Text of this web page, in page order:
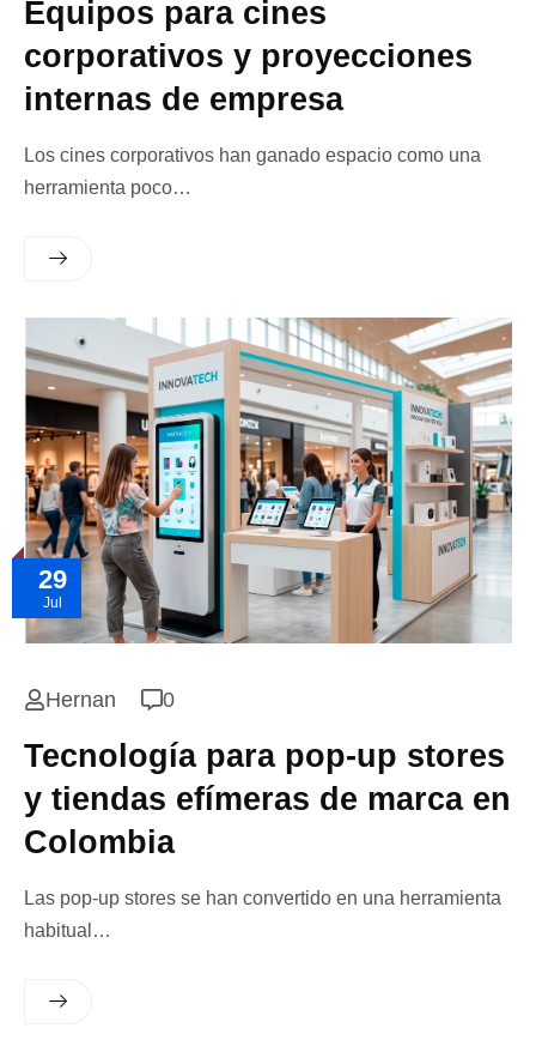
Equipos para cines
corporativos y proyecciones
internas de empresa
Los cines corporativos han ganado espacio como una
herramienta poco…
29
Jul
Hernan 0
Tecnología para pop-up stores
y tiendas efímeras de marca en
Colombia
Las pop-up stores se han convertido en una herramienta
habitual…